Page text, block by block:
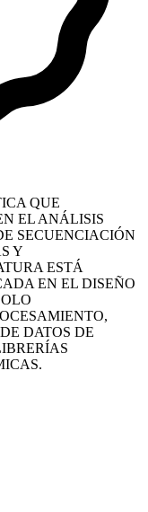
QUE
EL ANÁLISIS
SECUENCIACIÓN
Y
ESTÁ
EN EL DISEÑO
DATOS DE